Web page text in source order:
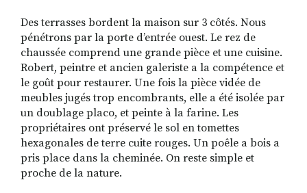
Des terrasses bordent la maison sur 3 côtés. Nous
pénétrons par la porte d’entrée ouest. Le rez de
chaussée comprend une grande pièce et une cuisine.
Robert, peintre et ancien galeriste a la compétence et
le goût pour restaurer. Une fois la pièce vidée de
meubles jugés trop encombrants, elle a été isolée par
un doublage placo, et peinte à la farine. Les
propriétaires ont préservé le sol en tomettes
hexagonales de terre cuite rouges. Un poêle a bois a
pris place dans la cheminée. On reste simple et
proche de la nature.